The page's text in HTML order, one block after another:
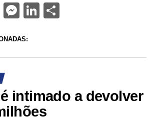
Messenger
LinkedIn
Share
intimado a devolver